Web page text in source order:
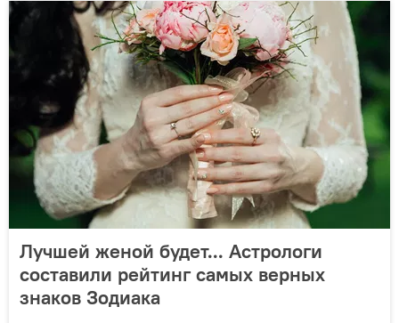
Лучшей женой будет... Астрологи
составили рейтинг самых верных
знаков Зодиака